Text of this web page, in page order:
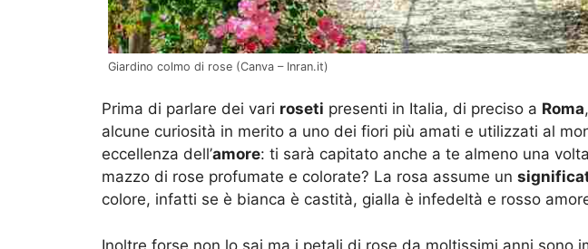
Giardino colmo di rose (Canva – Inran.it)
Prima di parlare dei vari roseti presenti in Italia, di preciso a Roma
alcune curiosità in merito a uno dei fiori più amati e utilizzati al
eccellenza dell’amore: ti sarà capitato anche a te almeno una
mazzo di rose profumate e colorate? La rosa assume un
colore, infatti se è bianca è castità, gialla è infedeltà e rosso
Inoltre forse non lo sai ma i petali di rose da moltissimi anni sono